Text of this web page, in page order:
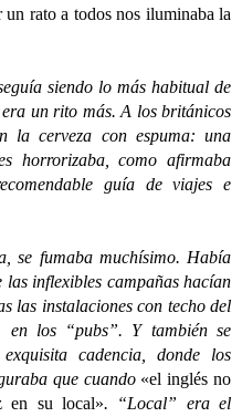
rato a todos nos iluminaba la
siendo lo más habitual de
un rito más. A los británicos
la cerveza con espuma: una
horrorizaba, como afirmaba
guía de viajes e
fumaba muchísimo. Había
inflexibles campañas hacían
las instalaciones con techo del
en los “pubs”. Y también se
cadencia, donde los
que cuando «el inglés no
en su local». “Local” era el